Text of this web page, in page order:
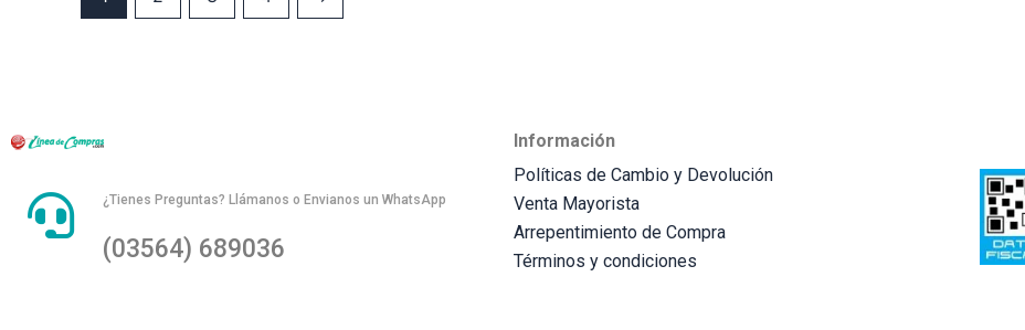
¿Tienes Preguntas? Llámanos o Envianos un WhatsApp
(03564) 689036
Información
Políticas de Cambio y Devolución
Venta Mayorista
Arrepentimiento de Compra
Términos y condiciones